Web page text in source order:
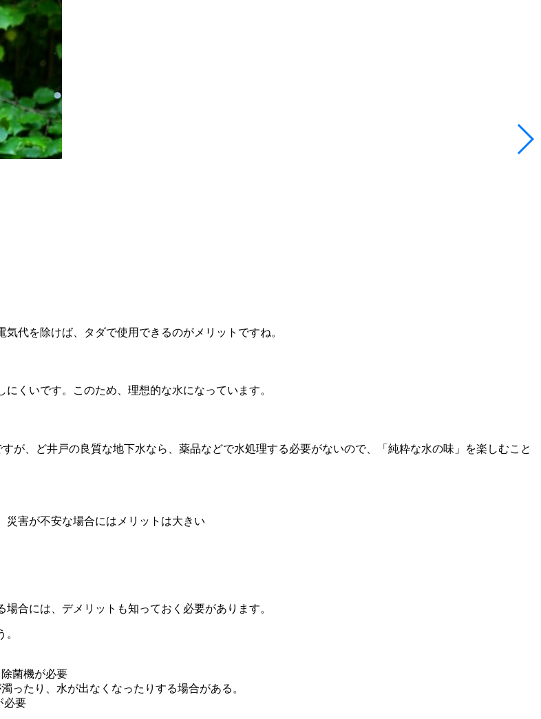
代を除けば、タダで使用できるのがメリットですね。
くいです。このため、理想的な水になっています。
が、ど井戸の良質な地下水なら、薬品などで水処理する必要がないので、「純粋な水の味」を楽しむこと
害が不安な場合にはメリットは大きい
合には、デメリットも知っておく必要があります。
菌機が必要
ったり、水が出なくなったりする場合がある。
必要